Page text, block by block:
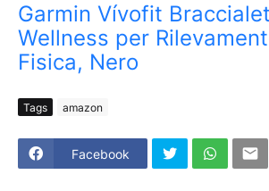
Garmin Vívofit
Wellness per
Fisica, Nero
Tags amazon
Facebook